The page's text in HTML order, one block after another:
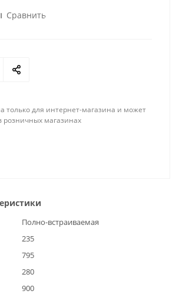
Сравнить
только для интернет-магазина и может
розничных магазинах
Полно-встраиваемая
235
795
280
900